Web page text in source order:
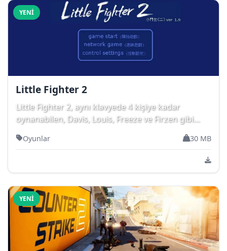
YENI
Little Fighter 2
Little Fighter 2, aynı klavyede 4 kişiye kadar
oynanabilen, Davis, Louis, Freeze ve Firzen gibi
Oyunlar 30 MB
YENI